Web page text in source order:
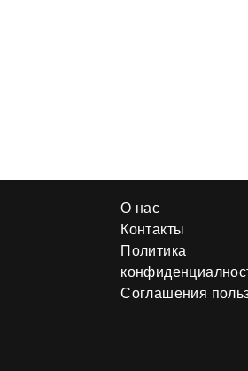
О нас
Контакты
Политика
Соглашения